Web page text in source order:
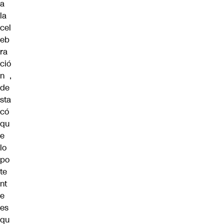
a
la
cel
eb
ra
ció
n ,
de
sta
có
qu
e
lo
po
te
nt
e
es
qu